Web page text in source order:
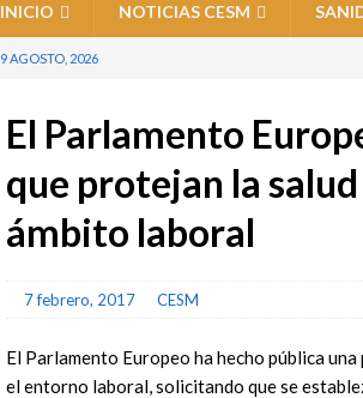
INICIO NOTICIAS CESM
9 AGOSTO, 2026
El Parlamento
que protejan la
ámbito laboral
7 febrero, 2017 CESM
El Parlamento Europeo ha hecho pública
el entorno laboral, solicitando que se